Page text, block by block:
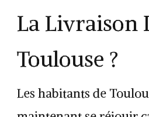
La Livraison
Toulouse ?
Les habitants de